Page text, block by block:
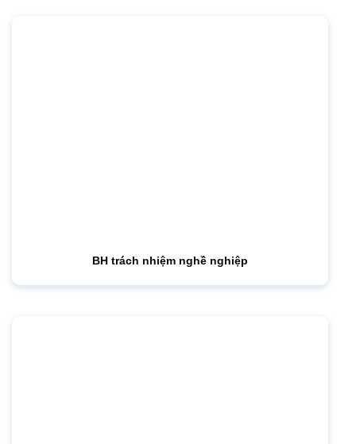
BH trách nhiệm nghề nghiệp